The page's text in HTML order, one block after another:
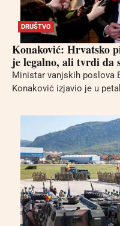
DRUŠTVO
Konaković: Hrvatsko
je legalno, ali tvrdi da
Ministar vanjskih poslova
Konaković izjavio je u